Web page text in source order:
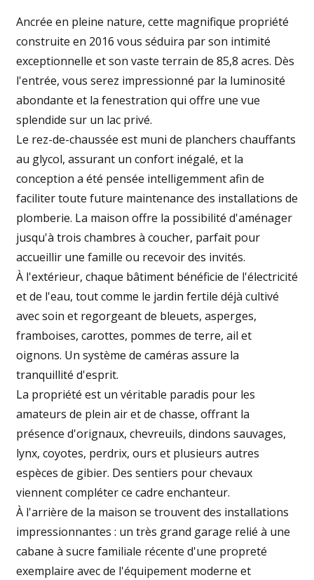
Ancrée en pleine nature, cette magnifique propriété
construite en 2016 vous séduira par son intimité
exceptionnelle et son vaste terrain de 85,8 acres. Dès
l'entrée, vous serez impressionné par la luminosité
abondante et la fenestration qui offre une vue
splendide sur un lac privé.
Le rez-de-chaussée est muni de planchers chauffants
au glycol, assurant un confort inégalé, et la
conception a été pensée intelligemment afin de
faciliter toute future maintenance des installations de
plomberie. La maison offre la possibilité d'aménager
jusqu'à trois chambres à coucher, parfait pour
accueillir une famille ou recevoir des invités.
À l'extérieur, chaque bâtiment bénéficie de l'électricité
et de l'eau, tout comme le jardin fertile déjà cultivé
avec soin et regorgeant de bleuets, asperges,
framboises, carottes, pommes de terre, ail et
oignons. Un système de caméras assure la
tranquillité d'esprit.
La propriété est un véritable paradis pour les
amateurs de plein air et de chasse, offrant la
présence d'orignaux, chevreuils, dindons sauvages,
lynx, coyotes, perdrix, ours et plusieurs autres
espèces de gibier. Des sentiers pour chevaux
viennent compléter ce cadre enchanteur.
À l'arrière de la maison se trouvent des installations
impressionnantes : un très grand garage relié à une
cabane à sucre familiale récente d'une propreté
exemplaire avec de l'équipement moderne et